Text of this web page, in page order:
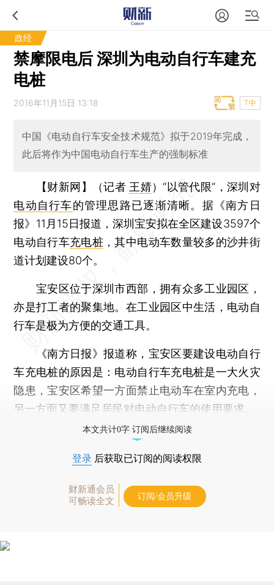
政经
禁摩限电后 深圳为电动自行车建充
电桩
2016年11月15日 13:18 T中
中国《电动自行车安全技术规范》拟于2019年完成，
此后将作为中国电动自行车生产的强制标准
【财新网】（记者 王婧）“以管代限”，深圳对
电动自行车的管理思路已逐渐清晰。据《南方日
报》11月15日报道，深圳宝安拟在全区建设3597个
电动自行车充电桩 ，其中电动车数量较多的沙井街
道计划建设80个。
宝安区位于深圳市西部，拥有众多工业园区，
亦是打工者的聚集地。在工业园区中生活，电动自
行车是极为方便的交通工具。
《南方日报》报道称，宝安区要建设电动自行
车充电桩的原因是：电动自行车充电桩是一大火灾
隐患，宝安区希望一方面禁止电动车在室内充电，
另一方面又要满足居民对电动自行车的使用要求。
本文共计0字 订阅后继续阅读
登录 后获取已订阅的阅读权限
财新通会员
可畅读全文
订阅/会员升级